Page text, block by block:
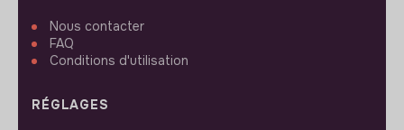
Nous contacter
FAQ
Conditions d'utilisation
RÉGLAGES